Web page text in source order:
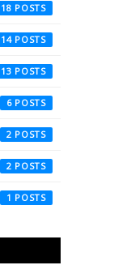
18
14
13
6
2
2
1